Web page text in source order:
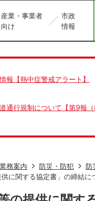
産業・事業者
向け
市政
情報
報【熱中症警戒アラート】
通行規制について【第9報（
業務案内 防災・防犯 防
に関する協定書」の締結に